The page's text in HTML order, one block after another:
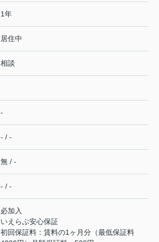
1年
居住中
相談
-
- / -
無 / -
- / -
必加入
いえらぶ安心保証
初回保証料：賃料の1ヶ月分（最低保証料